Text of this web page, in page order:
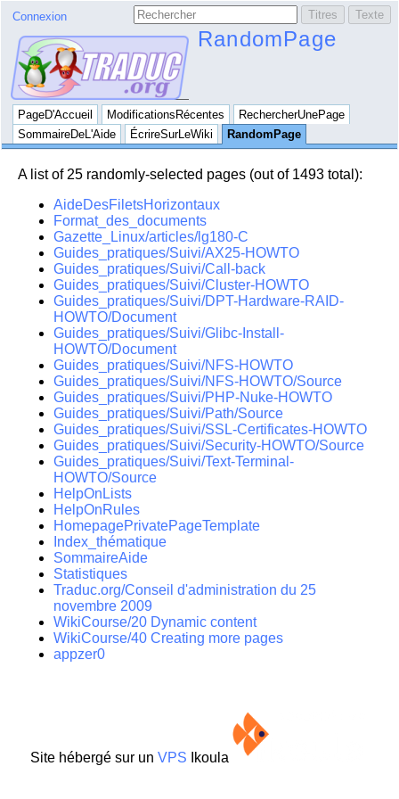
Connexion
RandomPage
PageD'Accueil ModificationsRécentes
RechercherUnePage
SommaireDeL'Aide
ÉcrireSurLeWiki RandomPage
A list of 25 randomly-selected pages (out of 1493 total):
AideDesFiletsHorizontaux
Format_des_documents
Gazette_Linux/articles/lg180-C
Guides_pratiques/Suivi/AX25-HOWTO
Guides_pratiques/Suivi/Call-back
Guides_pratiques/Suivi/Cluster-HOWTO
Guides_pratiques/Suivi/DPT-Hardware-RAID-
HOWTO/Document
Guides_pratiques/Suivi/Glibc-Install-
HOWTO/Document
Guides_pratiques/Suivi/NFS-HOWTO
Guides_pratiques/Suivi/NFS-HOWTO/Source
Guides_pratiques/Suivi/PHP-Nuke-HOWTO
Guides_pratiques/Suivi/Path/Source
Guides_pratiques/Suivi/SSL-Certificates-HOWTO
Guides_pratiques/Suivi/Security-HOWTO/Source
Guides_pratiques/Suivi/Text-Terminal-
HOWTO/Source
HelpOnLists
HelpOnRules
HomepagePrivatePageTemplate
Index_thématique
SommaireAide
Statistiques
Traduc.org/Conseil d'administration du 25
novembre 2009
WikiCourse/20 Dynamic content
WikiCourse/40 Creating more pages
appzer0
Site hébergé sur un VPS Ikoula